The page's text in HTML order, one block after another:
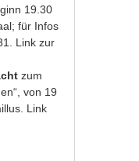
19.30
für Infos
Link zur
zum
von 19
Link